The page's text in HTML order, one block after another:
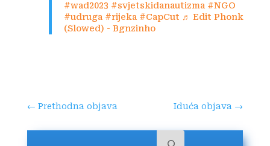
#wad2023 #svjetskidanautizma #NGO
#udruga #rijeka #CapCut ♬ Edit Phonk
(Slowed) - Bgnzinho
← Prethodna objava Iduća objava →